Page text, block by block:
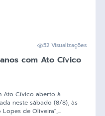
52 Visualizações
com Ato Cívico
Ato Cívico aberto à
neste sábado (8/8), às
de Oliveira",...